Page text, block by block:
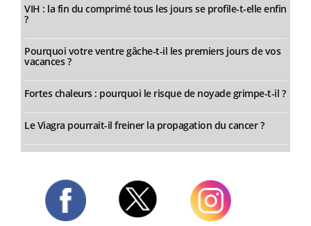
VIH : la fin du comprimé tous les jours se profile-t-elle enfin
?
Pourquoi votre ventre gâche-t-il les premiers jours de vos
vacances ?
Fortes chaleurs : pourquoi le risque de noyade grimpe-t-il ?
Le Viagra pourrait-il freiner la propagation du cancer ?